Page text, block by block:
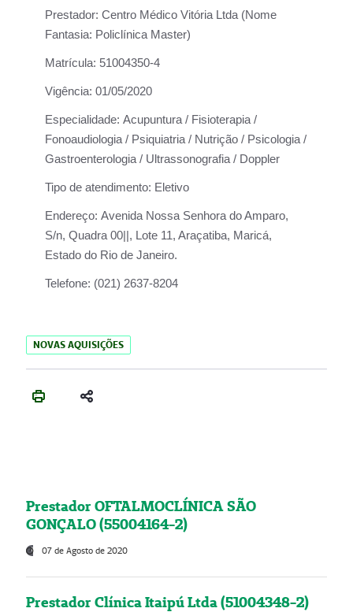
Prestador: Centro Médico Vitória Ltda (Nome
Fantasia: Policlínica Master)
Matrícula: 51004350-4
Vigência: 01/05/2020
Especialidade: Acupuntura / Fisioterapia /
Fonoaudiologia / Psiquiatria / Nutrição / Psicologia /
Gastroenterologia / Ultrassonografia / Doppler
Tipo de atendimento: Eletivo
Endereço: Avenida Nossa Senhora do Amparo,
S/n, Quadra 00||, Lote 11, Araçatiba, Maricá,
Estado do Rio de Janeiro.
Telefone: (021) 2637-8204
NOVAS AQUISIÇÕES
Prestador OFTALMOCLÍNICA SÃO
GONÇALO (55004164-2)
07 de Agosto de 2020
Prestador Clínica Itaipú Ltda (51004348-2)